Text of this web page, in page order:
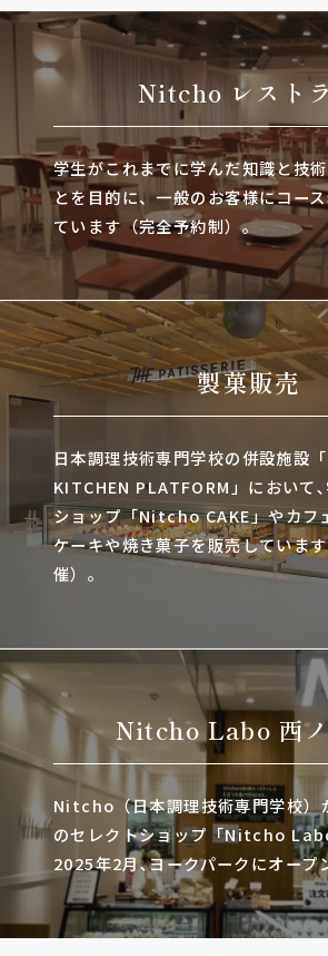
Nitcho レスト
学生がこれまでに学んだ知識と技
とを目的に、一般のお客様にコー
ています（完全予約制）。
製菓販売
日本調理技術専門学校の併設施設
KITCHEN PLATFORM」において
ショップ「Nitcho CAKE」やカフ
ケーキや焼き菓子を販売していま
催）。
Nitcho Labo 西
Nitcho（日本調理技術専門学校）
のセレクトショップ「Nitcho
2025年2月､ヨークパークにオープ